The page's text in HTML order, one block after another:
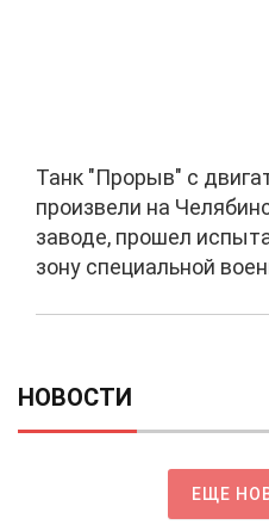
Танк "Прорыв" с
произвели на
заводе, прошел
зону специальной
НОВОСТИ
ЕЩЕ